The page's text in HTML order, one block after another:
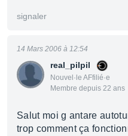
signaler
real_pilpil
Nouvel·le AFfilié·e
Membre depuis 22 ans
14 Mars 2006 à 12:54
Salut moi g antare
trop comment ça